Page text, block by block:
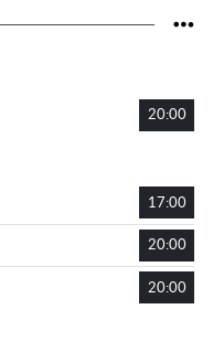
20:00
17:00
20:00
20:00